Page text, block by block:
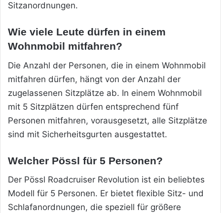
Sitzanordnungen.
Wie viele Leute dürfen in einem
Wohnmobil mitfahren?
Die Anzahl der Personen, die in einem Wohnmobil
mitfahren dürfen, hängt von der Anzahl der
zugelassenen Sitzplätze ab. In einem Wohnmobil
mit 5 Sitzplätzen dürfen entsprechend fünf
Personen mitfahren, vorausgesetzt, alle Sitzplätze
sind mit Sicherheitsgurten ausgestattet.
Welcher Pössl für 5 Personen?
Der Pössl Roadcruiser Revolution ist ein beliebtes
Modell für 5 Personen. Er bietet flexible Sitz- und
Schlafanordnungen, die speziell für größere